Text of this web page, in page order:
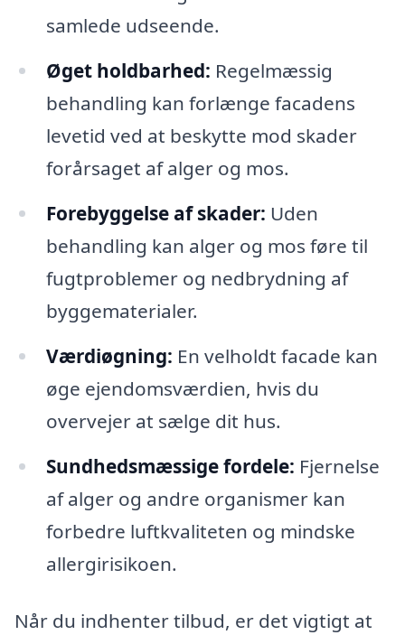
samlede udseende.
Øget holdbarhed: Regelmæssig
behandling kan forlænge facadens
levetid ved at beskytte mod skader
forårsaget af alger og mos.
Forebyggelse af skader: Uden
behandling kan alger og mos føre til
fugtproblemer og nedbrydning af
byggematerialer.
Værdiøgning: En velholdt facade kan
øge ejendomsværdien, hvis du
overvejer at sælge dit hus.
Sundhedsmæssige fordele: Fjernelse
af alger og andre organismer kan
forbedre luftkvaliteten og mindske
allergirisikoen.
Når du indhenter tilbud, er det vigtigt at